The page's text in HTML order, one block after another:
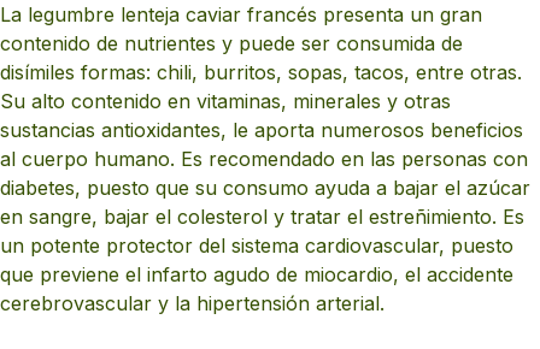
La legumbre lenteja caviar francés presenta un gran
contenido de nutrientes y puede ser consumida de
disímiles formas: chili, burritos, sopas, tacos, entre otras.
Su alto contenido en vitaminas, minerales y otras
sustancias antioxidantes, le aporta numerosos beneficios
al cuerpo humano. Es recomendado en las personas con
diabetes, puesto que su consumo ayuda a bajar el azúcar
en sangre, bajar el colesterol y tratar el estreñimiento. Es
un potente protector del sistema cardiovascular, puesto
que previene el infarto agudo de miocardio, el accidente
cerebrovascular y la hipertensión arterial.